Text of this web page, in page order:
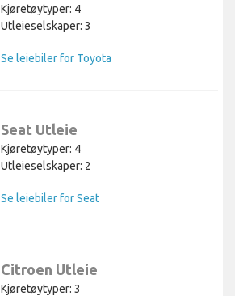
Kjøretøytyper: 4
Utleieselskaper: 3
Se leiebiler for Toyota
Seat Utleie
Kjøretøytyper: 4
Utleieselskaper: 2
Se leiebiler for Seat
Citroen Utleie
Kjøretøytyper: 3